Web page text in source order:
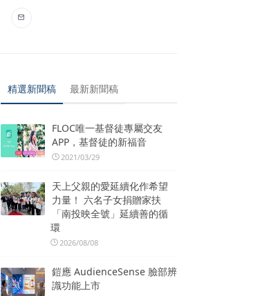
精選新聞稿 最新新聞稿
FLOC唯一基督徒專屬交友
APP，基督徒的新福音
2021/03/29
天上父親的愛延續化作希望
力量！ 六名子女捐贈家扶
「南投映全號」延續善的循
環
2026/08/08
鎧應 AudienceSense 臉部辨
識功能上市